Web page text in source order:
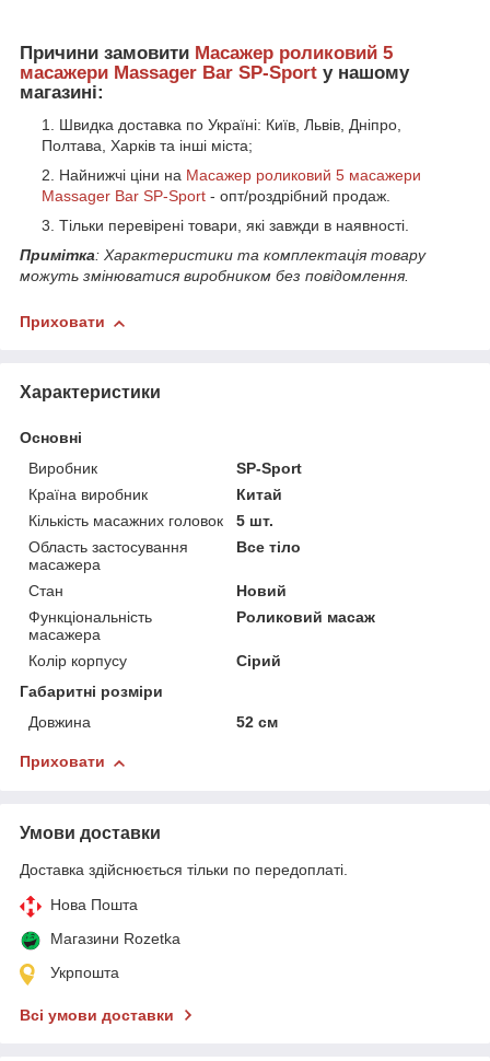
Причини замовити Масажер роликовий 5
масажери Massager Bar SP-Sport у нашому
магазині:
Швидка доставка по Україні: Київ, Львів, Дніпро,
Полтава, Харків та інші міста;
Найнижчі ціни на Масажер роликовий 5 масажери
Massager Bar SP-Sport - опт/роздрібний продаж.
Тільки перевірені товари, які завжди в наявності.
Примітка: Характеристики та комплектація товару
можуть змінюватися виробником без повідомлення.
Приховати
Характеристики
Основні
Виробник
SP-Sport
Країна виробник
Китай
Кількість масажних головок
5 шт.
Область застосування
масажера
Все тіло
Стан
Новий
Функціональність
масажера
Роликовий масаж
Колір корпусу
Сірий
Габаритні розміри
Довжина
52 см
Приховати
Умови доставки
Доставка здійснюється тільки по передоплаті.
Нова Пошта
Магазини Rozetka
Укрпошта
Всі умови доставки